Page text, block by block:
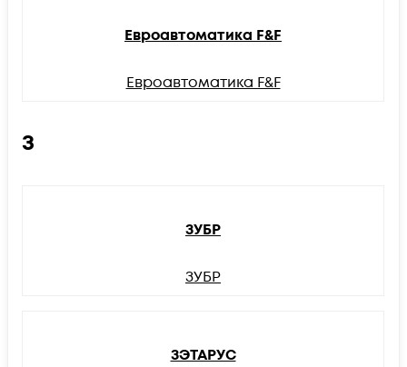
Евроавтоматика F&F
Евроавтоматика F&F
З
ЗУБР
ЗУБР
ЗЭТАРУС